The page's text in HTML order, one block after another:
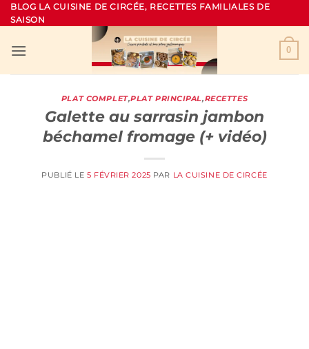
Passer
au
BLOG LA CUISINE DE CIRCÉE, RECETTES FAMILIALES DE
SAISON
0
PLAT COMPLET,PLAT PRINCIPAL,RECETTES
Galette au sarrasin jambon
béchamel fromage (+ vidéo)
PUBLIÉ LE 5 FÉVRIER 2025 PAR LA CUISINE DE CIRCÉE